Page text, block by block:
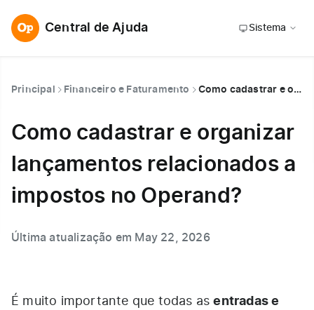
Central de Ajuda Sistema
Principal Financeiro e Faturamento Como cadastrar e organizar lançamentos relacionados a impostos no Operand?
Como cadastrar e organizar
lançamentos relacionados a
impostos no Operand?
Última atualização em May 22, 2026
É muito importante que todas asentradas e